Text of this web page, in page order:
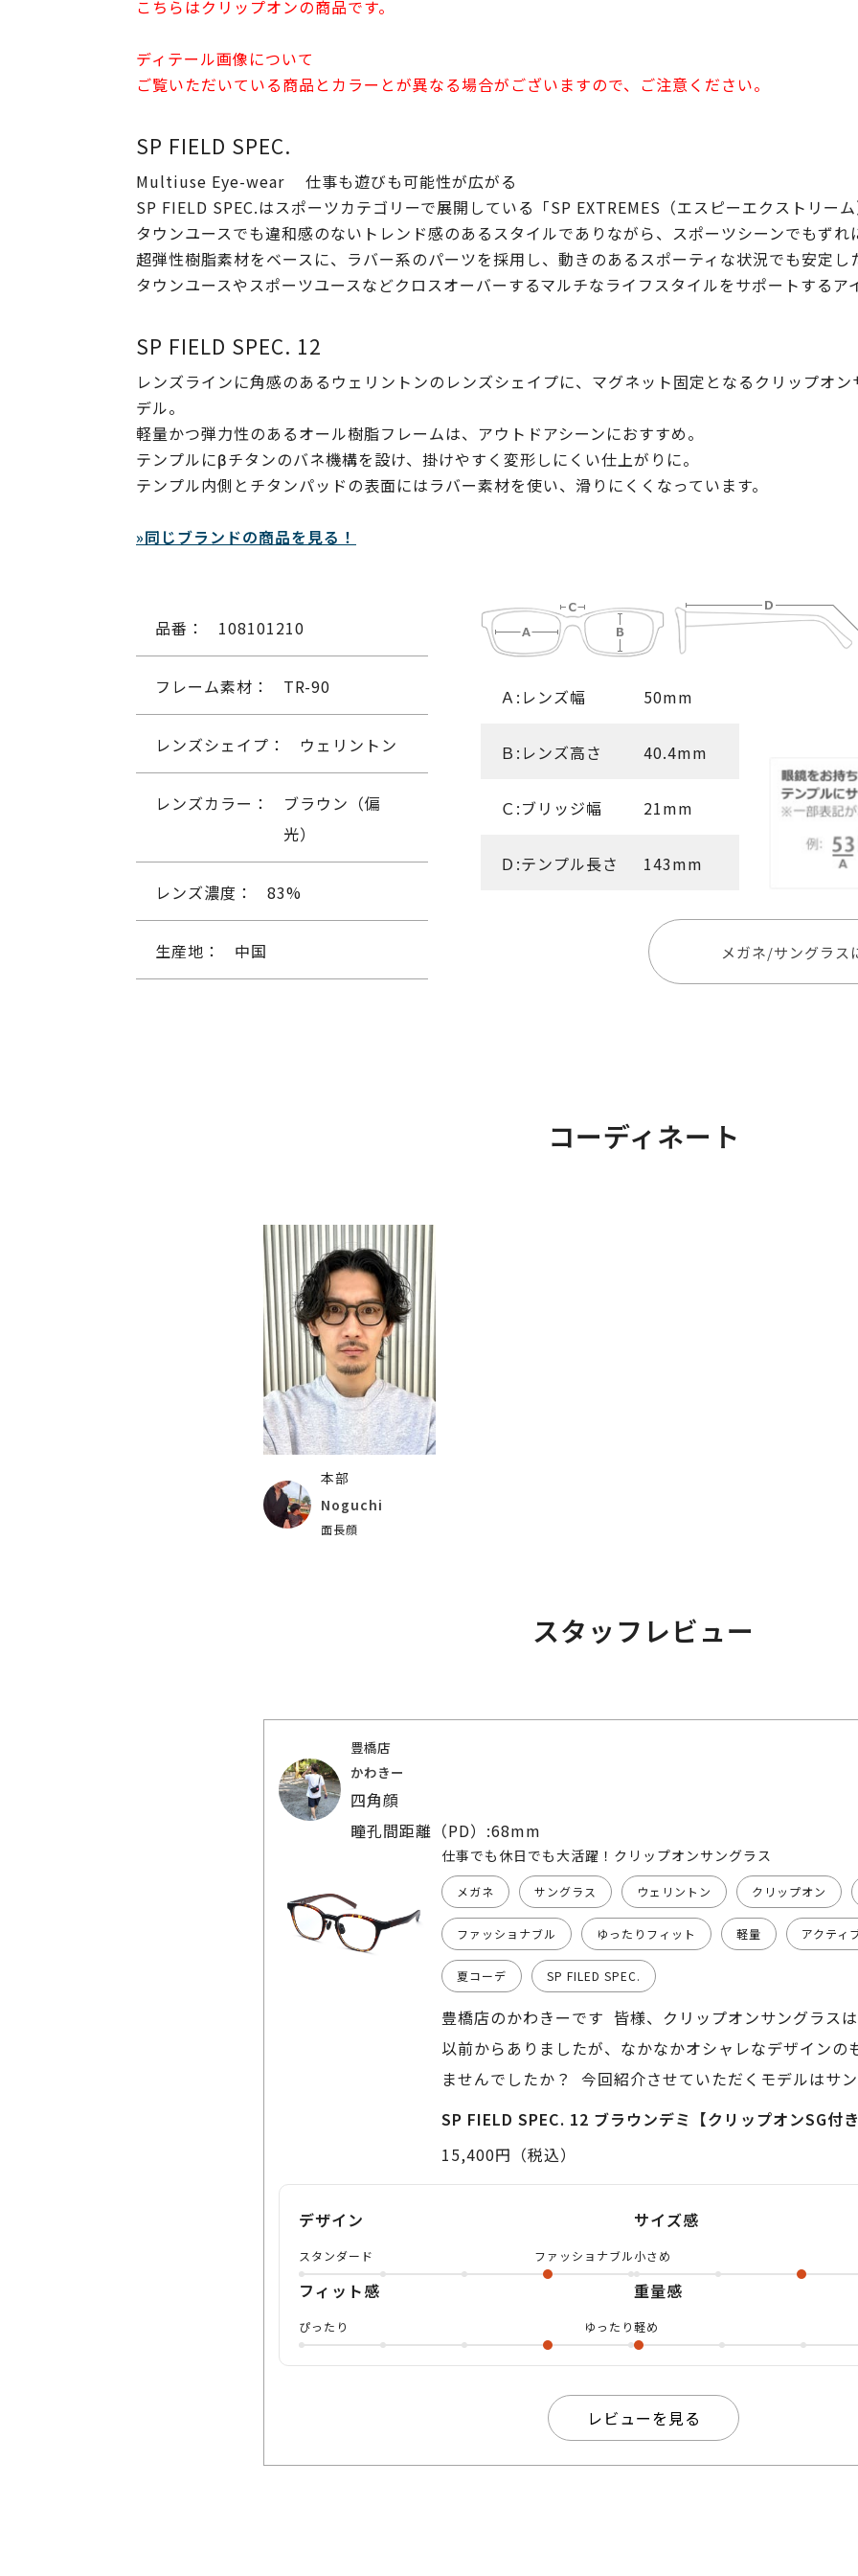
こちらはクリップオンの商品です。
ディテール画像について
ご覧いただいている商品とカラーとが異なる場合がございますので、ご注意ください。
SP FIELD SPEC.
Multiuse Eye-wear 仕事も遊びも可能性が広がる
SP FIELD SPEC.はスポーツカテゴリーで展開している「SP EXTREMES（エスピーエクストリー
タウンユースでも違和感のないトレンド感のあるスタイルでありながら、スポーツシーンでもず
超弾性樹脂素材をベースに、ラバー系のパーツを採用し、動きのあるスポーティな状況でも安定
タウンユースやスポーツユースなどクロスオーバーするマルチなライフスタイルをサポートするア
SP FIELD SPEC. 12
レンズラインに角感のあるウェリントンのレンズシェイプに、マグネット固定となるクリップオ
デル。
軽量かつ弾力性のあるオール樹脂フレームは、アウトドアシーンにおすすめ。
テンプルにβチタンのバネ機構を設け、掛けやすく変形しにくい仕上がりに。
テンプル内側とチタンパッドの表面にはラバー素材を使い、滑りにくくなっています。
»同じブランドの商品を見る！
品番： 108101210
フレーム素材： TR-90
レンズシェイプ： ウェリントン
レンズカラー：
ブラウン（偏
光）
レンズ濃度： 83%
生産地： 中国
Ａ:レンズ幅 50mm
Ｂ:レンズ高さ 40.4mm
Ｃ:ブリッジ幅 21mm
Ｄ:テンプル長さ 143mm
メガネ/サングラス
コーディネート
本部
Noguchi
面長顔
スタッフレビュー
豊橋店
かわきー
四角顔
瞳孔間距離（PD）:68mm
仕事でも休日でも大活躍！クリップオンサングラス
メガネ サングラス ウェリントン クリップオン
ファッショナブル ゆったりフィット 軽量 アクティ
夏コーデ SP FILED SPEC.
豊橋店のかわきーです 皆様、クリップオンサングラス
以前からありましたが、なかなかオシャレなデザインの
ませんでしたか？ 今回紹介させていただくモデルはサ
ガネフレームとしても今のトレンドを捉えているため非
然に使用することができますし、磁石とフック形状の
いやすい軽くてズレにくい万能モデルです ぜひぜひお
SP FIELD SPEC. 12 ブラウンデミ【クリップオンSG付
15,400円（税込）
デザイン
スタンダード ファッショナブル
サイズ感
小さめ
フィット感
ぴったり ゆったり
重量感
軽め
レビューを見る